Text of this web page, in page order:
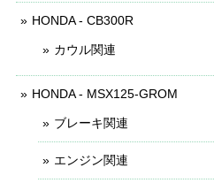
HONDA - CB300R
カウル関連
HONDA - MSX125-GROM
ブレーキ関連
エンジン関連